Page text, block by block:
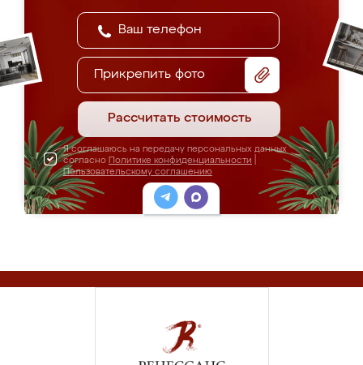
Прикрепить фото
Рассчитать стоимость
Я соглашаюсь на передачу персональных данных
согласно Политике конфиденциальности
Пользовательскому соглашению